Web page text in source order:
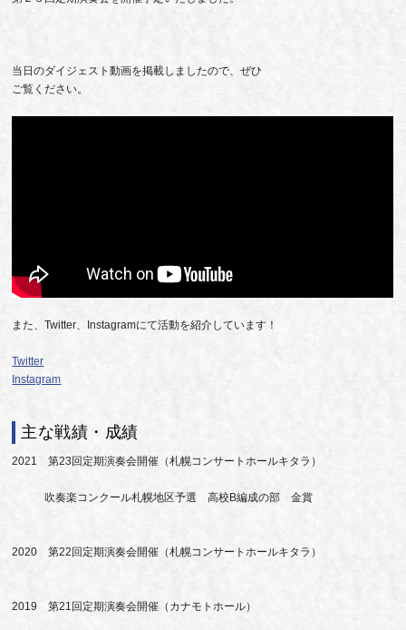
当日のダイジェスト動画を掲載しましたので、ぜひ
ご覧ください。
また、Twitter、Instagramにて活動を紹介しています！
Twitter
Instagram
主な戦績・成績
2021 第23回定期演奏会開催（札幌コンサートホールキタラ）
吹奏楽コンクール札幌地区予選 高校B編成の部 金賞
2020 第22回定期演奏会開催（札幌コンサートホールキタラ）
2019 第21回定期演奏会開催（カナモトホール）